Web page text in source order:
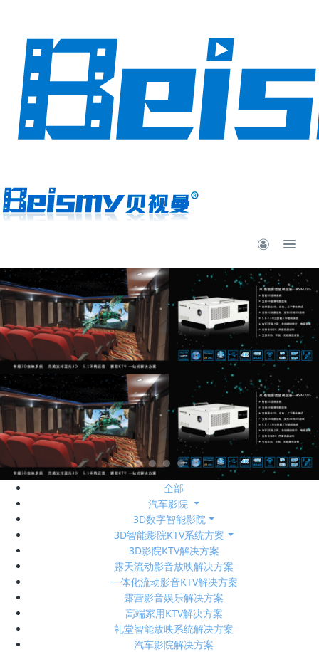
全部
汽车影院
3D数字智能影院
3D智能影院KTV系统方案
3D影院KTV解决方案
露天流动影音放映解决方案
一体化流动影音KTV解决方案
露营影音娱乐解决方案
高端家用KTV解决方案
礼堂智能放映系统解决方案
汽车影院解决方案